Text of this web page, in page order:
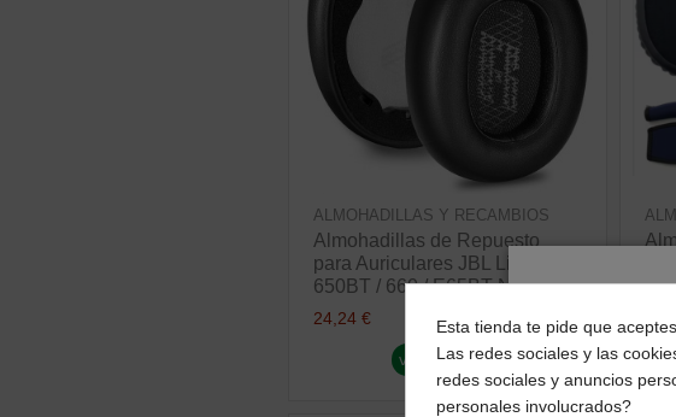
ALMOHADILLAS Y RECAMBIOS
Almohadillas de Repuesto
para Auriculares JBL Live
650BT / 660 / E65BT NC
24,24 €
ver producto
Esta tienda te pide que
Las redes sociales y las
redes sociales y anuncios
personales involucrados?